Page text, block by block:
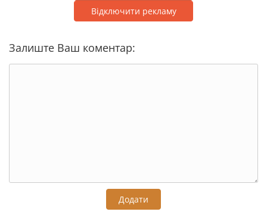
Відключити рекламу
Залиште Ваш коментар:
Додати